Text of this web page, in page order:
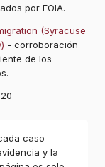
por FOIA.
(Syracuse
- corroboración
de los
caso
y la